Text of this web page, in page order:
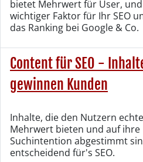
bietet Mehrwert für User,
wichtiger Faktor für Ihr SEO
das Ranking bei Google & Co.
Content für SEO -
gewinnen Kunden
Inhalte, die den Nutzern
Mehrwert bieten und auf ihre
Suchintention abgestimmt
entscheidend für's SEO.